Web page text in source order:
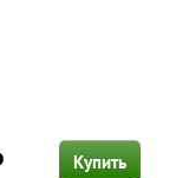
Купить